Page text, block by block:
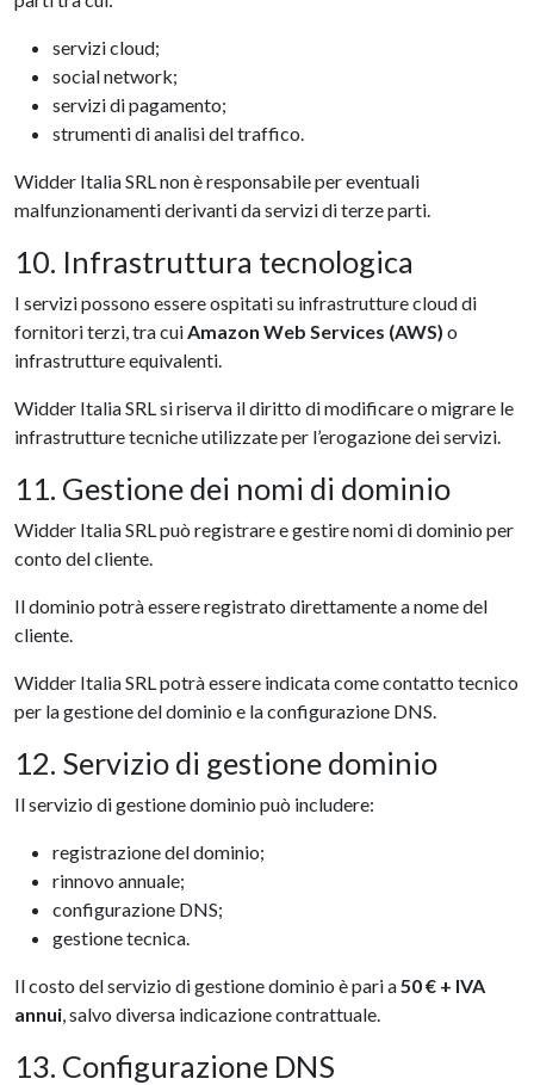
servizi cloud;
social network;
servizi di pagamento;
strumenti di analisi del traffico.
Widder Italia SRL non è responsabile per eventuali
malfunzionamenti derivanti da servizi di terze parti.
10. Infrastruttura tecnologica
I servizi possono essere ospitati su infrastrutture cloud di
fornitori terzi, tra cuiAmazon Web Services (AWS) o
infrastrutture equivalenti.
Widder Italia SRL si riserva il diritto di modificare o migrare le
infrastrutture tecniche utilizzate per l’erogazione dei servizi.
11. Gestione dei nomi di dominio
Widder Italia SRL può registrare e gestire nomi di dominio per
conto del cliente.
Il dominio potrà essere registrato direttamente a nome del
cliente.
Widder Italia SRL potrà essere indicata come contatto tecnico
per la gestione del dominio e la configurazione DNS.
12. Servizio di gestione dominio
Il servizio di gestione dominio può includere:
registrazione del dominio;
rinnovo annuale;
configurazione DNS;
gestione tecnica.
Il costo del servizio di gestione dominio è pari a50 € + IVA
annui, salvo diversa indicazione contrattuale.
13. Configurazione DNS